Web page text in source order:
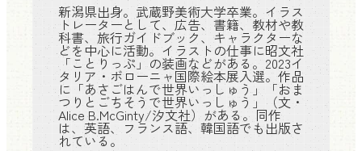
新潟県出身。武蔵野美術大学卒業。イラス
トレーターとして、広告、書籍、教材や教
科書、旅行ガイドブック、キャラクターな
どを中心に活動。イラストの仕事に昭文社
「ことりっぷ」の装画などがある。2023イ
タリア・ボローニャ国際絵本展入選。作品
に「あさごはんで世界いっしゅう」「おま
つりとごちそうで世界いっしゅう」（文・
Alice B.McGinty/汐文社）がある。同作
は、英語、フランス語、韓国語でも出版さ
れている。